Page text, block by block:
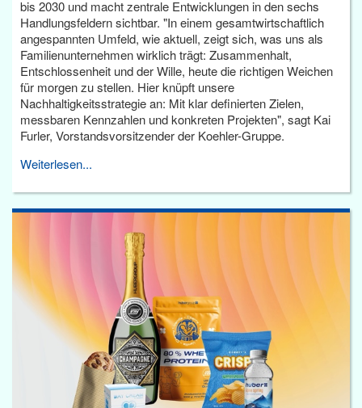
bis 2030 und macht zentrale Entwicklungen in den sechs
Handlungsfeldern sichtbar. "In einem gesamtwirtschaftlich
angespannten Umfeld, wie aktuell, zeigt sich, was uns als
Familienunternehmen wirklich trägt: Zusammenhalt,
Entschlossenheit und der Wille, heute die richtigen Weichen
für morgen zu stellen. Hier knüpft unsere
Nachhaltigkeitsstrategie an: Mit klar definierten Zielen,
messbaren Kennzahlen und konkreten Projekten", sagt Kai
Furler, Vorstandsvorsitzender der Koehler-Gruppe.
Weiterlesen...